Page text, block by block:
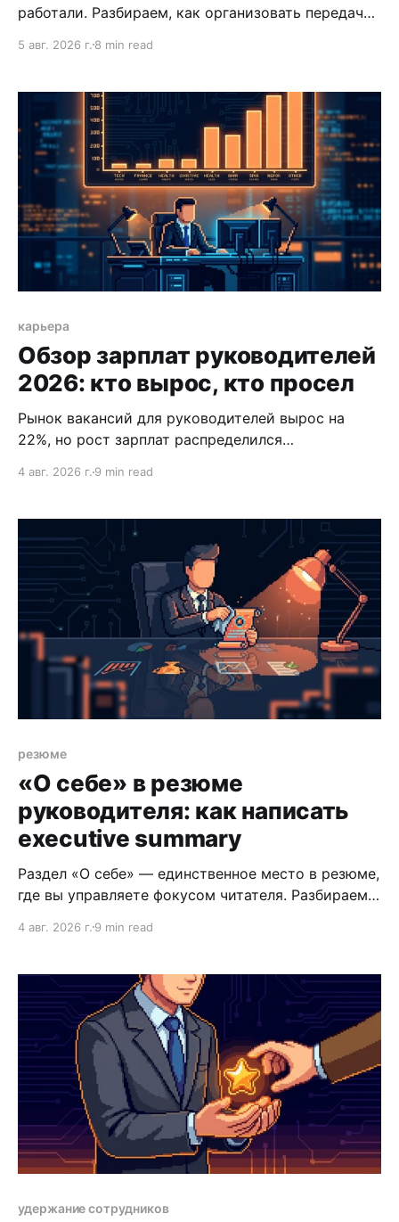
работали. Разбираем, как организовать передачу
репутацию и отношения.
5 авг. 2026 г. 8 min read
карьера
Обзор зарплат руководителей
2026: кто вырос, кто просел
Рынок вакансий для руководителей вырос на
22%, но рост зарплат распределился
4 авг. 2026 г. 9 min read
резюме
«О себе» в резюме
руководителя: как написать
executive summary
Раздел «О себе» — единственное место в резюме,
где вы управляете фокусом читателя. Разбираем,
работает.
4 авг. 2026 г. 9 min read
удержание сотрудников